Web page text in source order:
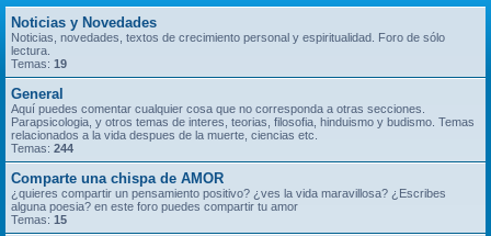
Noticias y Novedades
Noticias, novedades, textos de crecimiento personal y espiritualidad. Foro de sólo
lectura.
Temas: 19
General
Aquí puedes comentar cualquier cosa que no corresponda a otras secciones.
Parapsicologia, y otros temas de interes, teorias, filosofia, hinduismo y budismo. Temas
relacionados a la vida despues de la muerte, ciencias etc.
Temas: 244
Comparte una chispa de AMOR
¿quieres compartir un pensamiento positivo? ¿ves la vida maravillosa? ¿Escribes
alguna poesia? en este foro puedes compartir tu amor
Temas: 15